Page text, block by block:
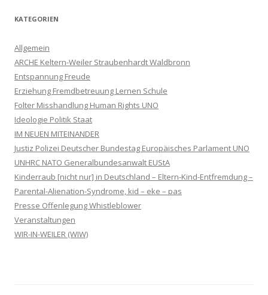
KATEGORIEN
Allgemein
ARCHE Keltern-Weiler Straubenhardt Waldbronn
Entspannung Freude
Erziehung Fremdbetreuung Lernen Schule
Folter Misshandlung Human Rights UNO
Ideologie Politik Staat
IM NEUEN MITEINANDER
Justiz Polizei Deutscher Bundestag Europäisches Parlament UNO
UNHRC NATO Generalbundesanwalt EUStA
Kinderraub [nicht nur] in Deutschland – Eltern-Kind-Entfremdung –
Parental-Alienation-Syndrome, kid – eke – pas
Presse Offenlegung Whistleblower
Veranstaltungen
WIR-IN-WEILER (WIW)